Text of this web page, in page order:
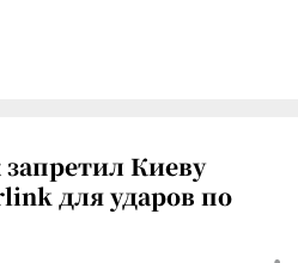
Киеву
для ударов по